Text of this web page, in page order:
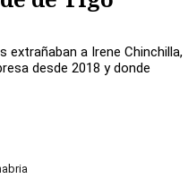
a Irene Chinchilla,
desde 2018 y donde